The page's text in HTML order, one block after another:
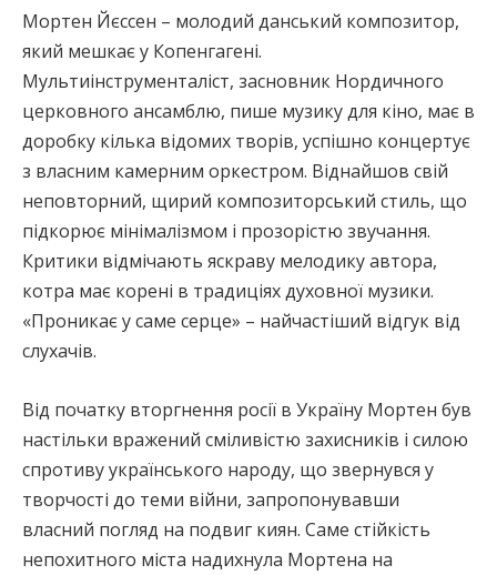
Мортен Йєссен – молодий данський композитор,
який мешкає у Копенгагені.
Мультиінструменталіст, засновник Нордичного
церковного ансамблю, пише музику для кіно, має в
доробку кілька відомих творів, успішно концертує
з власним камерним оркестром. Віднайшов свій
неповторний, щирий композиторський стиль, що
підкорює мінімалізмом і прозорістю звучання.
Критики відмічають яскраву мелодику автора,
котра має корені в традиціях духовної музики.
«Проникає у саме серце» – найчастіший відгук від
слухачів.
Від початку вторгнення росії в Україну Мортен був
настільки вражений сміливістю захисників і силою
спротиву українського народу, що звернувся у
творчості до теми війни, запропонувавши
власний погляд на подвиг киян. Саме стійкість
непохитного міста надихнула Мортена на